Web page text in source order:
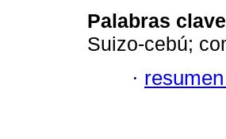
Palabras
Suizo-cebú;
·